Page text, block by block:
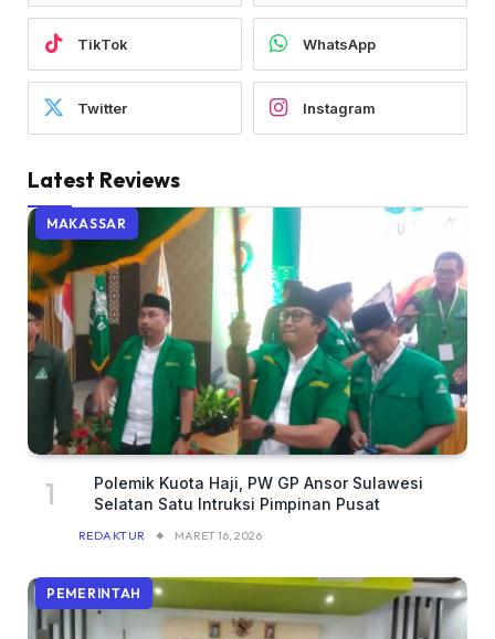
TikTok WhatsApp
Twitter Instagram
Latest Reviews
MAKASSAR
Polemik Kuota Haji, PW GP Ansor Sulawesi
Selatan Satu Intruksi Pimpinan Pusat
REDAKTUR MARET 16, 2026
PEMERINTAH